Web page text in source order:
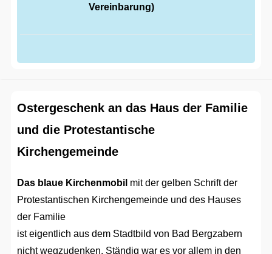
Vereinbarung)
Ostergeschenk an das Haus der Familie
und die Protestantische
Kirchengemeinde
Das blaue Kirchenmobil mit der gelben Schrift der
Protestantischen Kirchengemeinde und des Hauses
der Familie
ist eigentlich aus dem Stadtbild von Bad Bergzabern
nicht wegzudenken. Ständig war es vor allem in den